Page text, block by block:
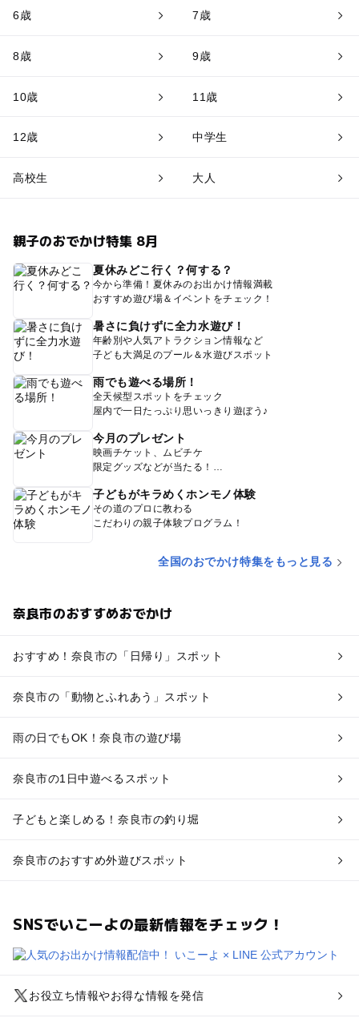
6歳 7歳
8歳 9歳
10歳 11歳
12歳 中学生
高校生 大人
親子のおでかけ特集 8月
夏休みどこ行く？何する？
今から準備！夏休みのお出かけ情報満載
おすすめ遊び場＆イベントをチェック！
暑さに負けずに全力水遊び！
年齢別や人気アトラクション情報など
子ども大満足のプール＆水遊びスポット
雨でも遊べる場所！
全天候型スポットをチェック
屋内で一日たっぷり思いっきり遊ぼう♪
今月のプレゼント
映画チケット、ムビチケ
限定グッズなどが当たる！
子どもがキラめくホンモノ体験
その道のプロに教わる
こだわりの親子体験プログラム！
全国のおでかけ特集をもっと見る
奈良市のおすすめおでかけ
おすすめ！奈良市の「日帰り」スポット
奈良市の「動物とふれあう」スポット
雨の日でもOK！奈良市の遊び場
奈良市の1日中遊べるスポット
子どもと楽しめる！奈良市の釣り堀
奈良市のおすすめ外遊びスポット
SNSでいこーよの最新情報をチェック！
お役立ち情報やお得な情報を発信